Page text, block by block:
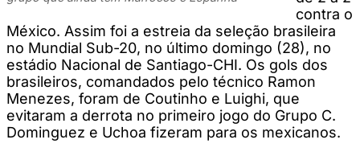
contra o
México. Assim foi a estreia da seleção brasileira
no Mundial Sub-20, no último domingo (28), no
estádio Nacional de Santiago-CHI. Os gols dos
brasileiros, comandados pelo técnico Ramon
Menezes, foram de Coutinho e Luighi, que
evitaram a derrota no primeiro jogo do Grupo C.
Dominguez e Uchoa fizeram para os mexicanos.